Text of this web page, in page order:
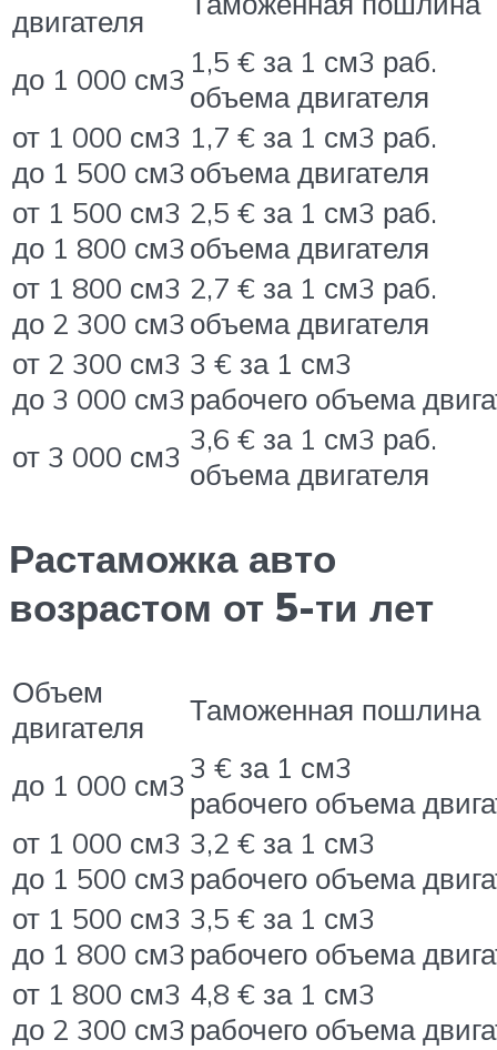
двигателя
до 1 000 см3 1,5 € за 1 см3 раб.
объема двигателя
от 1 000 см3
до 1 500 см3
1,7 € за 1 см3 раб.
объема двигателя
от 1 500 см3
до 1 800 см3
2,5 € за 1 см3 раб.
объема двигателя
от 1 800 см3
до 2 300 см3
2,7 € за 1 см3 раб.
объема двигателя
от 2 300 см3
до 3 000 см3
3 € за 1 см3
рабочего объема
от 3 000 см3 3,6 € за 1 см3 раб.
объема двигателя
Растаможка авто
возрастом от 5-ти лет
Объем
двигателя
Таможенная пошлина
до 1 000 см3 3 € за 1 см3
рабочего объема
от 1 000 см3
до 1 500 см3
3,2 € за 1 см3
рабочего объема
от 1 500 см3
до 1 800 см3
3,5 € за 1 см3
рабочего объема
от 1 800 см3
до 2 300 см3
4,8 € за 1 см3
рабочего объема